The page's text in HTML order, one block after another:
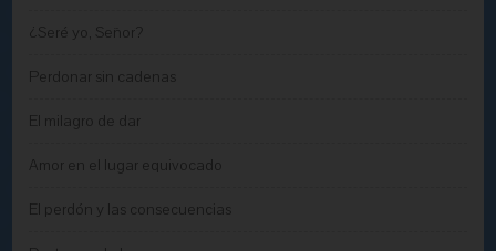
¿Seré yo, Señor?
Perdonar sin cadenas
El milagro de dar
Amor en el lugar equivocado
El perdón y las consecuencias